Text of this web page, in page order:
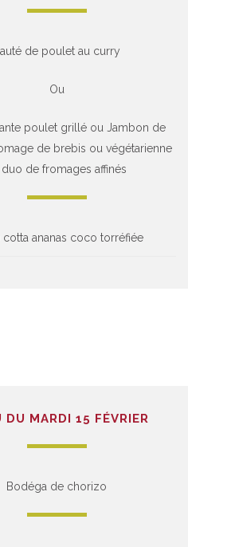
de poulet au curry
Ou
poulet grillé ou Jambon de
de brebis ou végétarienne
duo de fromages affinés
cotta ananas coco torréfiée
DU MARDI 15 FÉVRIER
Bodéga de chorizo